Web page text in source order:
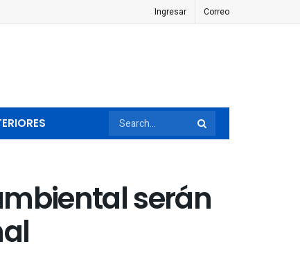
Ingresar Correo
serán